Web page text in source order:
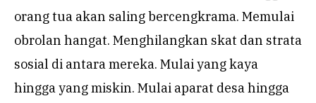
orang tua akan saling bercengkrama. Memulai
obrolan hangat. Menghilangkan skat dan strata
sosial di antara mereka. Mulai yang kaya
hingga yang miskin. Mulai aparat desa hingga